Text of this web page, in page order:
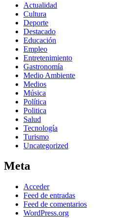
Actualidad
Cultura
Deporte
Destacado
Educación
Empleo
Entretenimiento
Gastronomía
Medio Ambiente
Medios
Música
Política
Politica
Salud
Tecnología
Turismo
Uncategorized
Meta
Acceder
Feed de entradas
Feed de comentarios
WordPress.org